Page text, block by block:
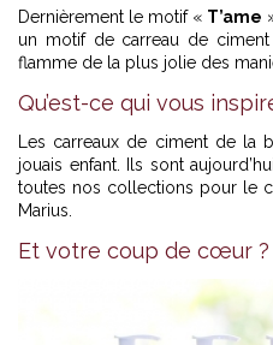
Dernièrement le motif « T’ame
un motif de carreau de
flamme de la plus jolie des
Qu’est-ce qui vous
Les carreaux de ciment de la
jouais enfant. Ils sont
toutes nos collections pour le
Marius.
Et votre coup de cœur ?